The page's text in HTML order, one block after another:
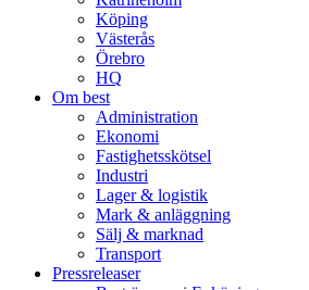
Köping
Västerås
Örebro
HQ
Om best
Administration
Ekonomi
Fastighetsskötsel
Industri
Lager & logistik
Mark & anläggning
Sälj & marknad
Transport
Pressreleaser